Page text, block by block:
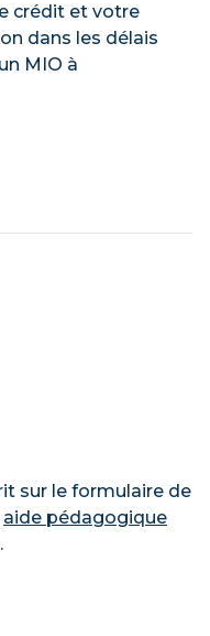
crédit et votre
dans les délais
MIO à
sur le formulaire de
aide pédagogique